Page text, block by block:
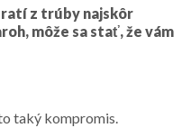
z trúby najskôr
môže sa stať, že vám
taký kompromis.